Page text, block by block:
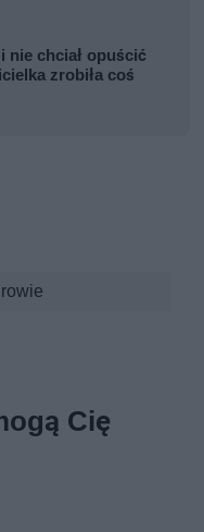
i nie chciał opuścić
zrobiła coś
Cię